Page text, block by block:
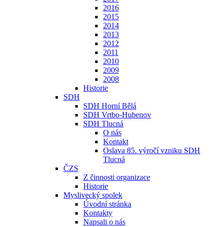
2016
2015
2014
2013
2012
2011
2010
2009
2008
Historie
SDH
SDH Horní Bělá
SDH Vrtbo-Hubenov
SDH Tlucná
O nás
Kontakt
Oslava 85. výročí vzniku SDH
Tlucná
ČZS
Z činnosti organizace
Historie
Myslivecký spolek
Úvodní stránka
Kontakty
Napsali o nás